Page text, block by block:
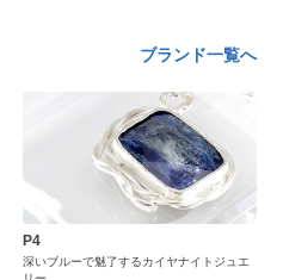
ブランド一覧へ
P4
深いブルーで魅了するカイヤナイトジュエ